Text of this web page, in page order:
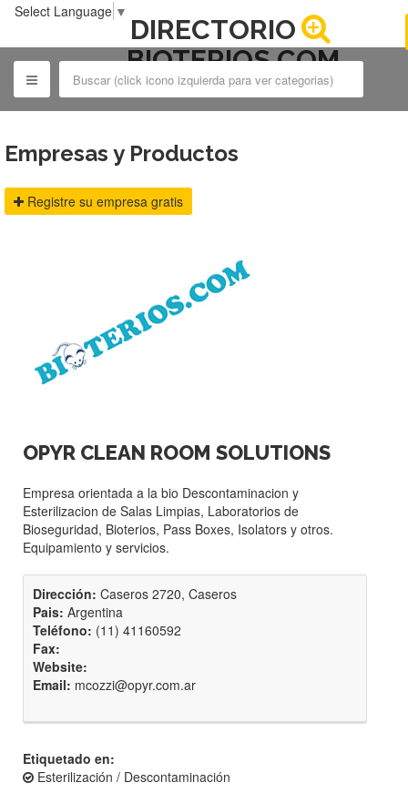
Select Language ▼
DIRECTORIO
BIOTERIOS.COM
Empresas y Productos
Registre su empresa gratis
OPYR CLEAN ROOM SOLUTIONS
Empresa orientada a la bio Descontaminacion y
Esterilizacion de Salas Limpias, Laboratorios de
Bioseguridad, Bioterios, Pass Boxes, Isolators y otros.
Equipamiento y servicios.
Dirección: Caseros 2720, Caseros
Pais: Argentina
Teléfono: (11) 41160592
Fax:
Website:
Email: mcozzi@opyr.com.ar
Etiquetado en:
Esterilización / Descontaminación